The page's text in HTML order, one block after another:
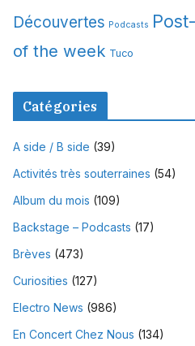
Découvertes Podcasts
of the week Tuco
Catégories
A side / B side (39)
Activités très souterraines (54)
Album du mois (109)
Backstage – Podcasts (17)
Brèves (473)
Curiosities (127)
Electro News (986)
En Concert Chez Nous (134)